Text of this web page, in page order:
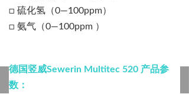
□ 硫化氢（0—100ppm）
□ 氨气（0—100ppm ）
德国竖威Sewerin Multitec 520 产品参
数：
낀
首页
뀵 넙 뀁 끈